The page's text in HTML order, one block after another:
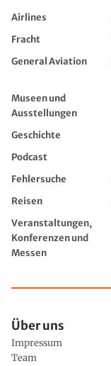
Airlines
Fracht
General Aviation
Museen und
Ausstellungen
Geschichte
Podcast
Fehlersuche
Reisen
Veranstaltungen,
Konferenzen und
Messen
Über uns
Impressum
Team